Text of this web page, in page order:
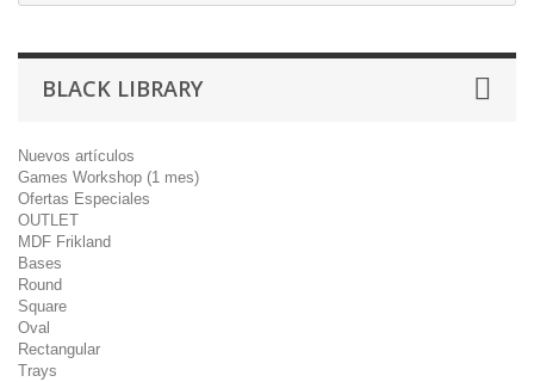
BLACK LIBRARY
Nuevos artículos
Games Workshop (1 mes)
Ofertas Especiales
OUTLET
MDF Frikland
Bases
Round
Square
Oval
Rectangular
Trays